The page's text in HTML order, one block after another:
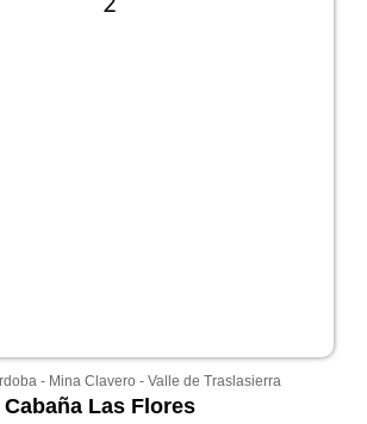
- Mina Clavero - Valle de Traslasierra
Cabaña Las Flores